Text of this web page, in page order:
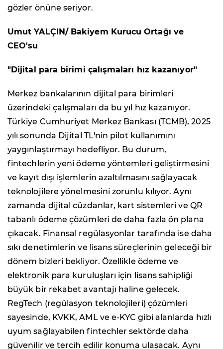
gözler önüne seriyor.
Umut YALÇIN/ Bakiyem Kurucu Ortağı ve
CEO'su
"Dijital para birimi çalışmaları hız kazanıyor"
Merkez bankalarının dijital para birimleri
üzerindeki çalışmaları da bu yıl hız kazanıyor.
Türkiye Cumhuriyet Merkez Bankası (TCMB), 2025
yılı sonunda Dijital TL'nin pilot kullanımını
yaygınlaştırmayı hedefliyor. Bu durum,
fintechlerin yeni ödeme yöntemleri geliştirmesini
ve kayıt dışı işlemlerin azaltılmasını sağlayacak
teknolojilere yönelmesini zorunlu kılıyor. Aynı
zamanda dijital cüzdanlar, kart sistemleri ve QR
tabanlı ödeme çözümleri de daha fazla ön plana
çıkacak. Finansal regülasyonlar tarafında ise daha
sıkı denetimlerin ve lisans süreçlerinin geleceği bir
dönem bizleri bekliyor. Özellikle ödeme ve
elektronik para kuruluşları için lisans sahipliği
büyük bir rekabet avantajı haline gelecek.
RegTech (regülasyon teknolojileri) çözümleri
sayesinde, KVKK, AML ve e-KYC gibi alanlarda hızlı
uyum sağlayabilen fintechler sektörde daha
güvenilir ve tercih edilir konuma ulaşacak. Aynı